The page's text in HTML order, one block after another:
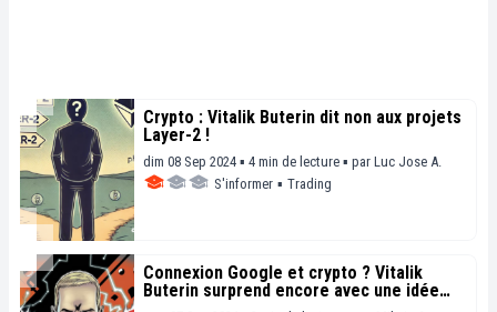
Crypto : Vitalik Buterin dit non aux projets
Layer-2 !
dim 08 Sep 2024 ▪ 4 min de lecture ▪ par Luc Jose A.
S'informer ▪ Trading
Connexion Google et crypto ? Vitalik
Buterin surprend encore avec une idée
controversée !